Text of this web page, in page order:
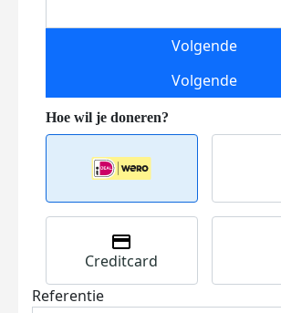
Volgende
Volgende
Creditcard
Referentie